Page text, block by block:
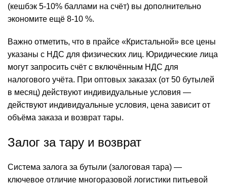
(кешбэк 5-10% баллами на счёт) вы дополнительно
экономите ещё 8-10 %.
Важно отметить, что в прайсе «Кристальной» все цены
указаны с НДС для физических лиц. Юридические лица
могут запросить счёт с включённым НДС для
налогового учёта. При оптовых заказах (от 50 бутылей
в месяц) действуют индивидуальные условия —
действуют индивидуальные условия, цена зависит от
объёма заказа и возврат тары.
Залог за тару и возврат
Система залога за бутыли (залоговая тара) —
ключевое отличие многоразовой логистики питьевой